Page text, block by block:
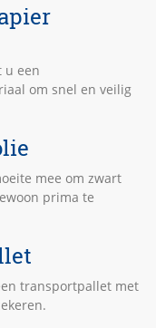
u een
om snel en veilig
mee om zwart
prima te
transportpallet met